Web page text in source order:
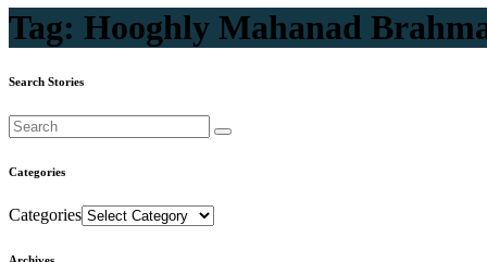
Tag: Hooghly Mahanad
Search Stories
Categories
Categories